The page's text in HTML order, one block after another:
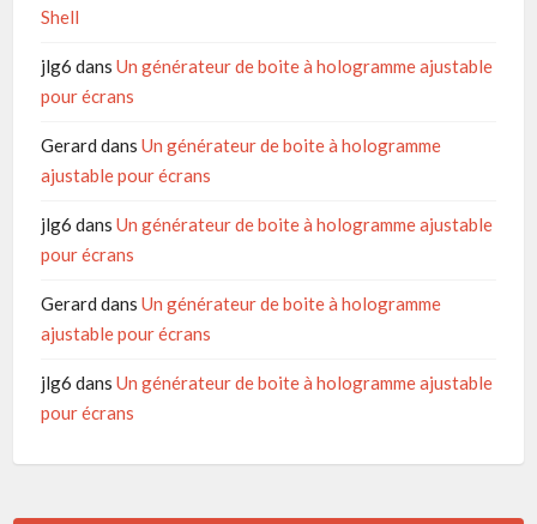
Shell
jlg6 dans Un générateur de boite à hologramme ajustable
pour écrans
Gerard dans Un générateur de boite à hologramme
ajustable pour écrans
jlg6 dans Un générateur de boite à hologramme ajustable
pour écrans
Gerard dans Un générateur de boite à hologramme
ajustable pour écrans
jlg6 dans Un générateur de boite à hologramme ajustable
pour écrans